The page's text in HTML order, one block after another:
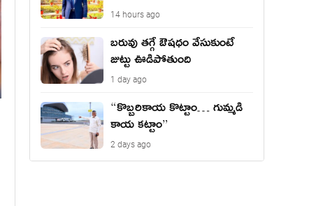
14 hours ago
బరువు తగ్గే ఔషధం వేసుకుంటే
జుట్టు ఊడిపోతుంది
1 day ago
“కొబ్బరికాయ కొట్టాం… గుమ్మడి
కాయ కట్టాం”
2 days ago